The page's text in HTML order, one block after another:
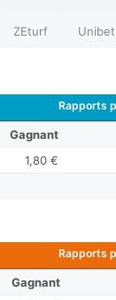
ZEturf Unibet
Rapports
Gagnant
1,80 €
Rapports
Gagnant